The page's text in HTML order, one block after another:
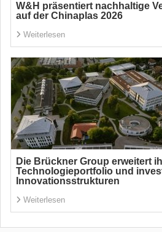
W&H präsentiert nachhaltige
auf der Chinaplas 2026
Weiterlesen
Die Brückner Group erweitert
Technologieportfolio und
Innovationsstrukturen
Weiterlesen